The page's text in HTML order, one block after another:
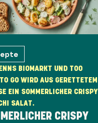
BIOMARKT UND TOO
GO WIRD AUS GERETTETEM
EIN SOMMERLICHER CRISPY
SALAT.
CRISPY